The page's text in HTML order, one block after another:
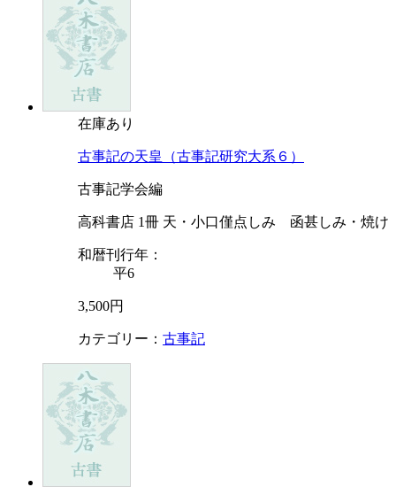
在庫あり
古事記の天皇（古事記研究大系６）
古事記学会編
高科書店 1冊 天・小口僅点しみ 函甚しみ・焼け
和暦刊行年：
平6
3,500円
カテゴリー： 古事記